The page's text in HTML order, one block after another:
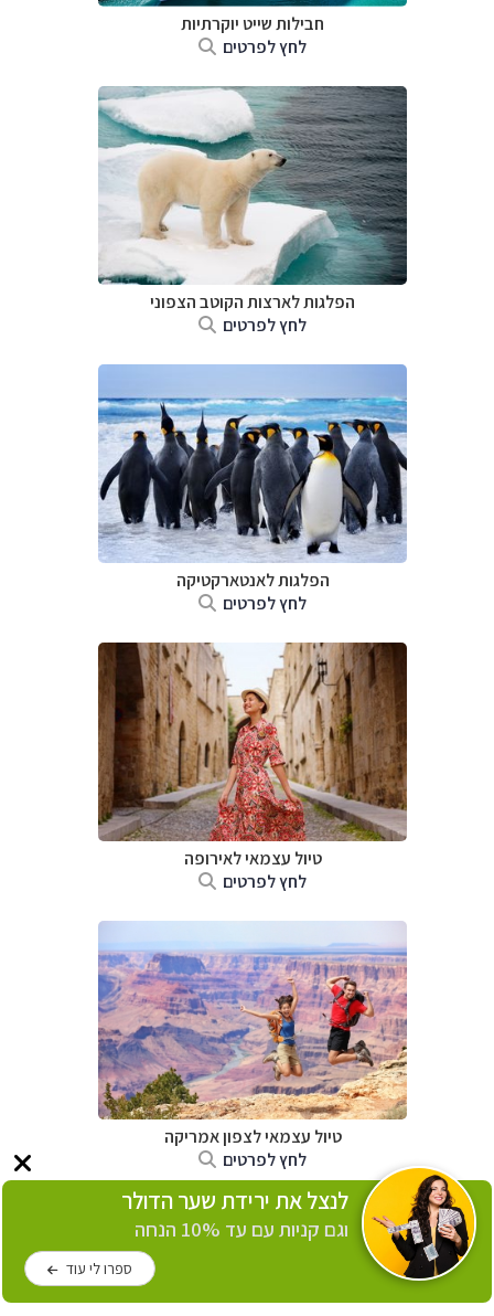
חבילות שייט יוקרתיות
לחץ לפרטים
הפלגות לארצות הקוטב הצפוני
לחץ לפרטים
הפלגות לאנטארקטיקה
לחץ לפרטים
טיול עצמאי לאירופה
לחץ לפרטים
טיול עצמאי לצפון אמריקה
לחץ לפרטים
לנצל את ירידת שער הדולר
וגם קניות עם עד 10% הנחה
ספרו לי עוד